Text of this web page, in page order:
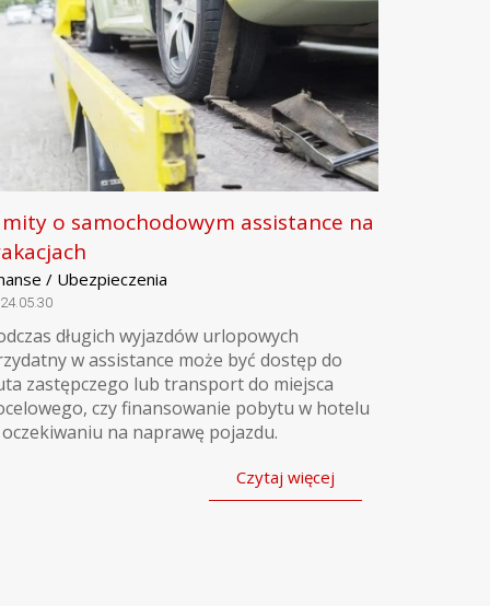
o samochodowym assistance na
/ Ubezpieczenia
długich wyjazdów urlopowych
w assistance może być dostęp do
zastępczego lub transport do miejsca
czy finansowanie pobytu w hotelu
na naprawę pojazdu.
Czytaj więcej